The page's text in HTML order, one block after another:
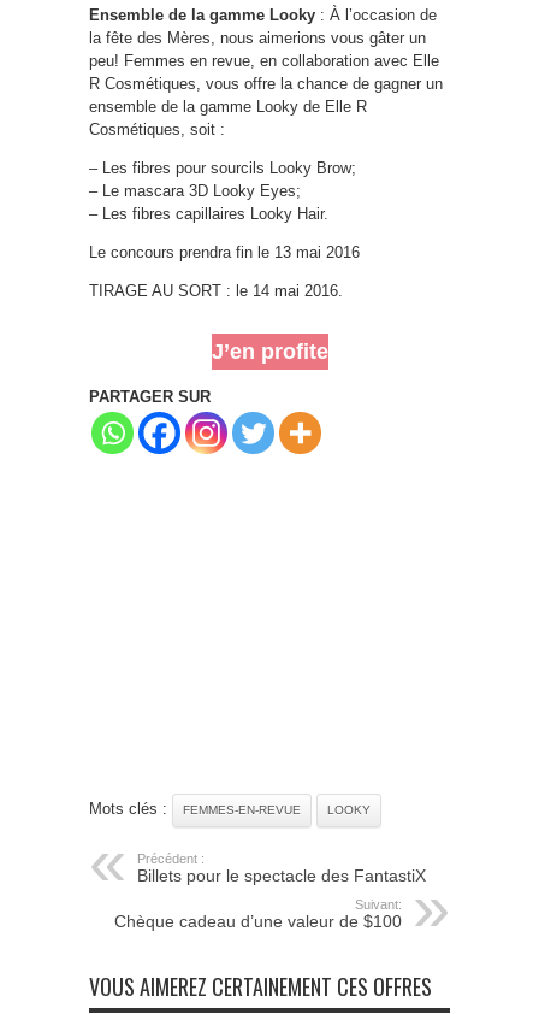
Ensemble de la gamme Looky : À l’occasion de
la fête des Mères, nous aimerions vous gâter un
peu! Femmes en revue, en collaboration avec Elle
R Cosmétiques, vous offre la chance de gagner un
ensemble de la gamme Looky de Elle R
Cosmétiques, soit :
– Les fibres pour sourcils Looky Brow;
– Le mascara 3D Looky Eyes;
– Les fibres capillaires Looky Hair.
Le concours prendra fin le 13 mai 2016
TIRAGE AU SORT : le 14 mai 2016.
J’en profite
PARTAGER SUR
Mots clés : FEMMES-EN-REVUE LOOKY
Précédent :
Billets pour le spectacle des FantastiX
Suivant:
Chèque cadeau d’une valeur de $100
VOUS AIMEREZ CERTAINEMENT CES OFFRES